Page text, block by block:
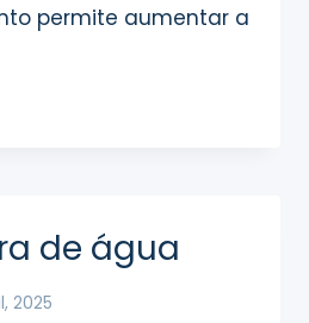
permite aumentar a
de água
2025